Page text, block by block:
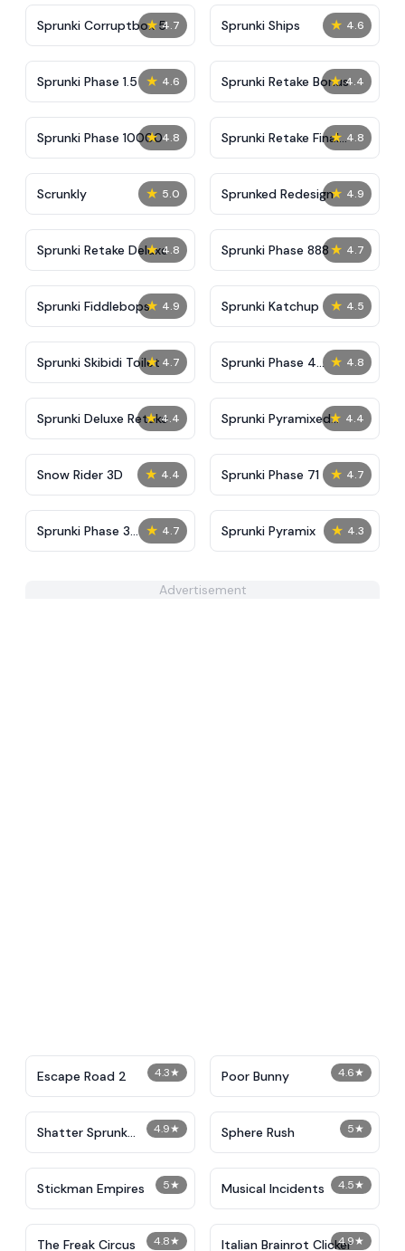
★ 4.7
Sprunki Corruptbox 5 ★ 4.6
Sprunki Ships
★ 4.6
Sprunki Phase 1.5 ★ 4.4
Sprunki Retake Bonus
★ 4.8
Sprunki Phase 10000 ★ 4.8
Sprunki Retake Final
Update
★ 5.0
Scrunkly ★ 4.9
Sprunked Redesign
★ 4.8
Sprunki Retake Deluxe ★ 4.7
Sprunki Phase 888
★ 4.9
Sprunki Fiddlebops ★ 4.5
Sprunki Katchup
★ 4.7
Sprunki Skibidi Toilet ★ 4.8
Sprunki Phase 4
Definitive
★ 4.4
Sprunki Deluxe Retake ★ 4.4
Sprunki Pyramixed
Swapped
★ 4.4
Snow Rider 3D ★ 4.7
Sprunki Phase 71
★ 4.7
Sprunki Phase 3
Definitive
★ 4.3
Sprunki Pyramix
Advertisement
4.3★
Escape Road 2 4.6★
Poor Bunny
4.9★
Shatter Sprunk
IncrediBox
5★
Sphere Rush
5★
Stickman Empires 4.5★
Musical Incidents
4.8★
The Freak Circus 4.9★
Italian Brainrot Clicker